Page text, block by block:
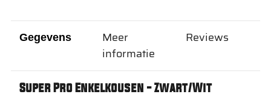
Gegevens
Super Pro Enkelkousen - Zwart/Wit
Meer
informatie
Reviews